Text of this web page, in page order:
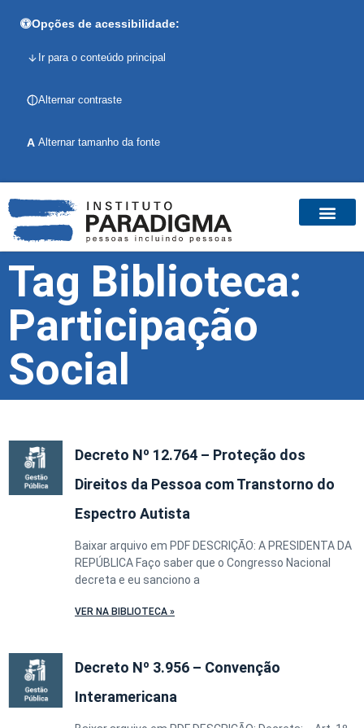
Opções de acessibilidade:
Ir para o conteúdo principal
Alternar contraste
A Alternar tamanho da fonte
Tag Biblioteca:
Participação
Social
Decreto Nº 12.764 – Proteção dos
Direitos da Pessoa com Transtorno do
Espectro Autista
Baixar arquivo em PDF DESCRIÇÃO: A PRESIDENTA DA
REPÚBLICA Faço saber que o Congresso Nacional
decreta e eu sanciono a
VER NA BIBLIOTECA »
Decreto Nº 3.956 – Convenção
Interamericana